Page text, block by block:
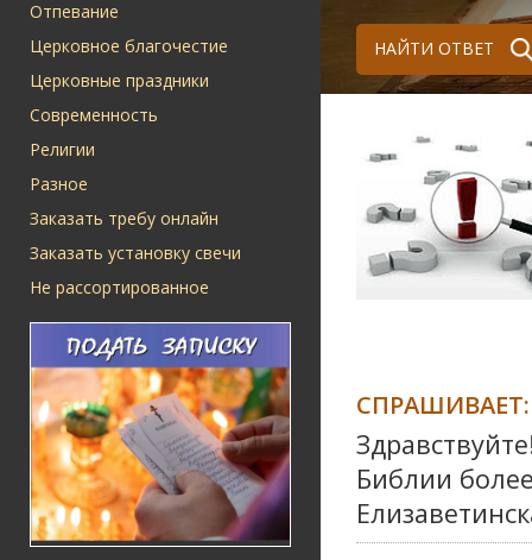
Отпевание
Церковное благочестие
Церковные праздники
Современность
Религии
Разное
Заказать требу онлайн
Заказать установку свечи
Не рассортированное
НАЙТИ ОТВЕТ
СПРАШИВАЕТ:
Библии